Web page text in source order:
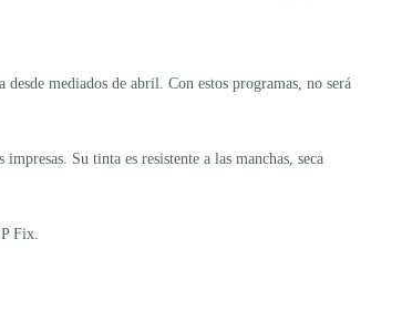
mediados de abril. Con estos programas, no será
Su tinta es resistente a las manchas, seca
Fix.